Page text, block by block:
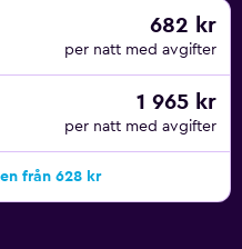
och luftkonditionering i
restauranger som
Lilly's Bar och
och sevärdheter,
682 kr
per natt med avgifter
1 965 kr
per natt med avgifter
från 628 kr